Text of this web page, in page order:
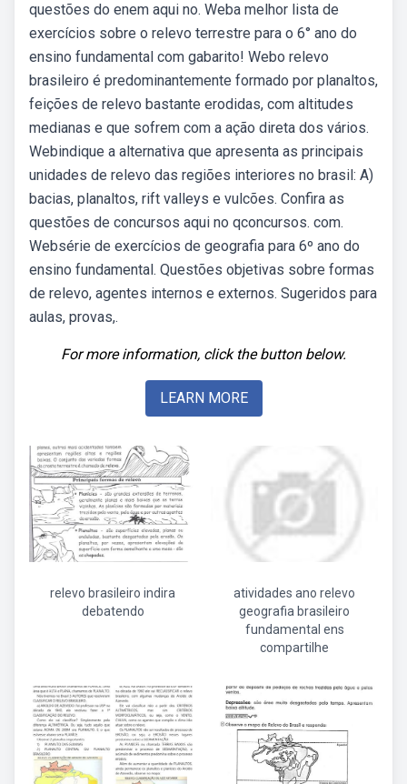
questões do enem aqui no. Weba melhor lista de
exercícios sobre o relevo terrestre para o 6° ano do
ensino fundamental com gabarito! Webo relevo
brasileiro é predominantemente formado por planaltos,
feições de relevo bastante erodidas, com altitudes
medianas e que sofrem com a ação direta dos vários.
Webindique a alternativa que apresenta as principais
unidades de relevo das regiões interiores no brasil: A)
bacias, planaltos, rift valleys e vulcões. Confira as
questões de concursos aqui no qconcursos. com.
Websérie de exercícios de geografia para 6º ano do
ensino fundamental. Questões objetivas sobre formas
de relevo, agentes internos e externos. Sugeridos para
aulas, provas,.
For more information, click the button below.
LEARN MORE
relevo brasileiro indira
debatendo
atividades ano relevo
geografia brasileiro
fundamental ens
compartilhe